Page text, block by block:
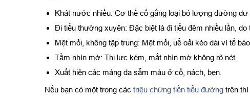
Khát nước nhiều: Cơ thể cố gắng loại bỏ lượng đường
Đi tiểu thường xuyên: Đặc biệt là đi tiểu đêm nhiều lần,
Mệt mỏi, không tập trung: Mệt mỏi, uể oải kéo dài vì tế
Tầm nhìn mờ: Thị lực kém, mắt nhìn mờ không rõ nét.
Xuất hiện các mảng da sẫm màu ở cổ, nách, bẹn.
Nếu bạn có một trong các triệu chứng tiền tiểu đường trên